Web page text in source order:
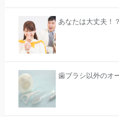
あなたは大丈夫！
歯ブラシ以外のオ